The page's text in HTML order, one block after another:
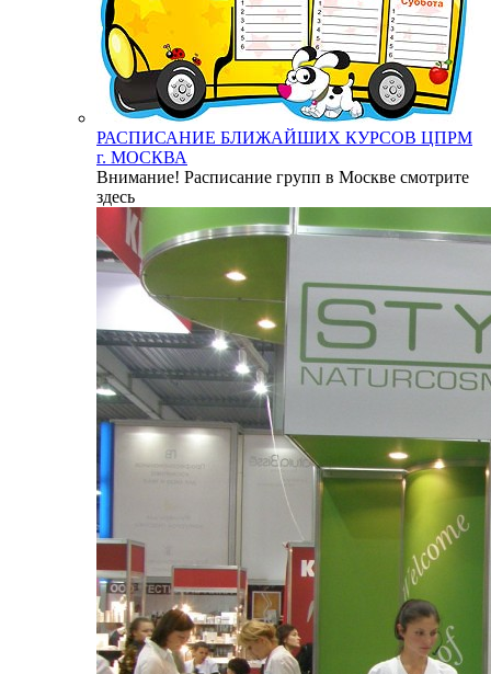
РАСПИСАНИЕ БЛИЖАЙШИХ КУРСОВ ЦПРМ
г. МОСКВА
Внимание! Расписание групп в Москве смотрите
здесь